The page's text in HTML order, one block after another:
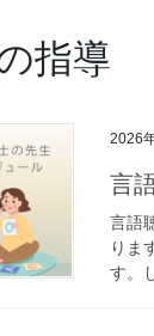
指導
2026
言
言語
りま
す。